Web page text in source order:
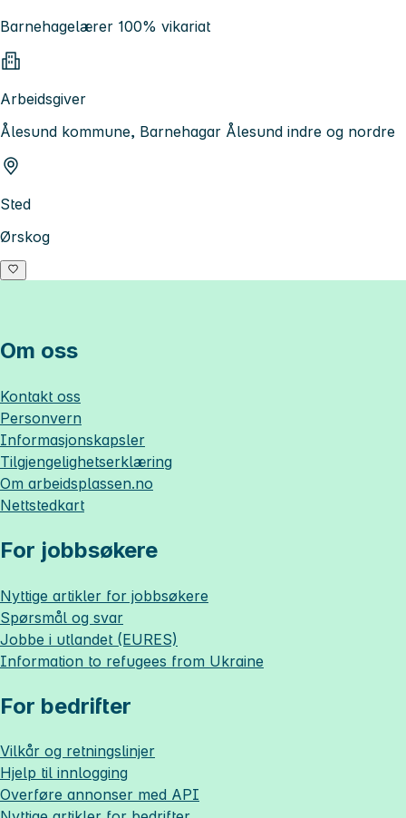
Barnehagelærer 100% vikariat
Arbeidsgiver
Ålesund kommune, Barnehagar Ålesund indre og nordre
Sted
Ørskog
Om oss
Kontakt oss
Personvern
Informasjonskapsler
Tilgjengelighetserklæring
Om arbeidsplassen.no
Nettstedkart
For jobbsøkere
Nyttige artikler for jobbsøkere
Spørsmål og svar
Jobbe i utlandet (EURES)
Information to refugees from Ukraine
For bedrifter
Vilkår og retningslinjer
Hjelp til innlogging
Overføre annonser med API